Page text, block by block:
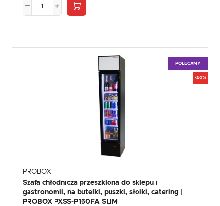
POLECAMY
-20%
PROBOX
Szafa chłodnicza przeszklona do sklepu i
gastronomii, na butelki, puszki, słoiki, catering |
PROBOX PXSS-P160FA SLIM